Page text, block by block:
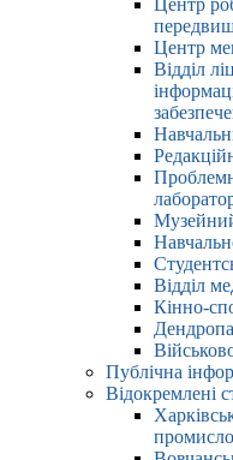
Центр
Центр
Відділ
Відділ
Кінно-
Публічна
Відокремлені